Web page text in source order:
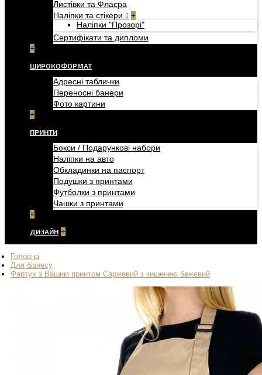
Листівки та Флаєра
Наліпки та стікери
+
Наліпки "Прозорі"
Сертифікати та дипломи
+
ШИРОКОФОРМАТ
Адресні таблички
Переносні банери
Фото картини
+
ПРИНТИ
Бокси / Подарункові набори
Наліпки на авто
Обкладинки на паспорт
Подушки з принтами
Футболки з принтами
Чашки з принтами
+
ДИЗАЙН +
Головна
Для бізнесу
Фартух з Вашим принтом Саржевий з кишенею бежевий